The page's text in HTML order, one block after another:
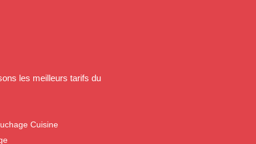
les meilleurs tarifs du
Cuisine